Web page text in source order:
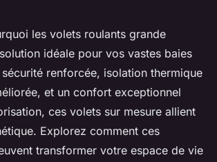
grande largeur :
idéale pour vos
•4 min de lecture
les volets roulants grande
idéale pour vos vastes baies
renforcée, isolation thermique
et un confort exceptionnel
ces volets sur mesure allient
Explorez comment ces
transformer votre espace de vie